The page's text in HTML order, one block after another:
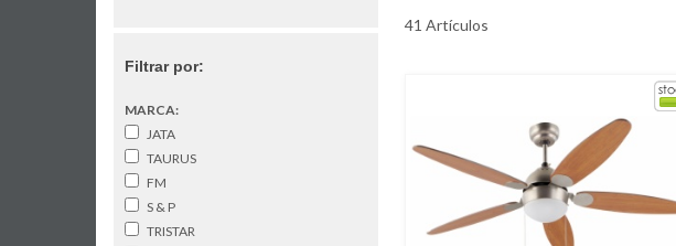
41 Artículos
Filtrar por:
MARCA:
JATA
TAURUS
FM
S & P
TRISTAR